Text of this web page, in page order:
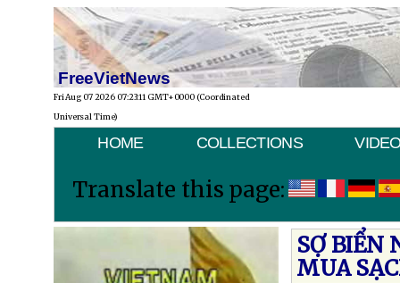
FreeVietNews
Fri Aug 07 2026 07:23:11 GMT+0000 (Coordinated
Universal Time)
HOME COLLECTIONS
Translate this page:
SỢ BIỂN
MUA